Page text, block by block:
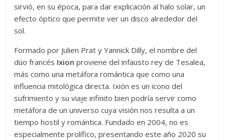
sirvió, en su época, para dar explicación al halo solar, un
efecto óptico que permite ver un disco alrededor del
sol.
Formado por Julien Prat y Yannick Dilly, el nombre del
dúo francés Ixion proviene del infausto rey de Tesalea,
más como una metáfora romántica que como una
influencia mitológica directa. Ixión es un icono del
sufrimiento y su viaje infinito bien podría servir como
metáfora de un universo cuya visión nos resulta a un
tiempo hostil y romántica. Fundado en 2004, no es
especialmente prolífico, presentando este año 2020 su